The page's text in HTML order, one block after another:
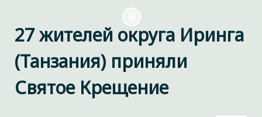
27 жителей округа Иринга
(Танзания) приняли
Святое Крещение